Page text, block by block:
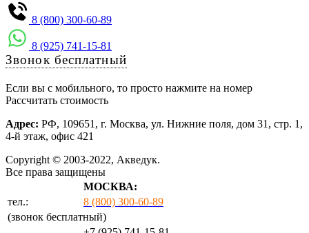
8 (800) 300-60-89
8 (925) 741-15-81
Звонок бесплатный
Если вы с мобильного, то просто нажмите на номер
Рассчитать стоимость
Адрес: РФ, 109651, г. Москва, ул. Нижние поля, дом 31, стр. 1,
4-й этаж, офис 421
Copyright © 2003-2022, Акведук.
Все права защищены
МОСКВА:
тел.:
8 (800) 300-60-89
(звонок бесплатный)